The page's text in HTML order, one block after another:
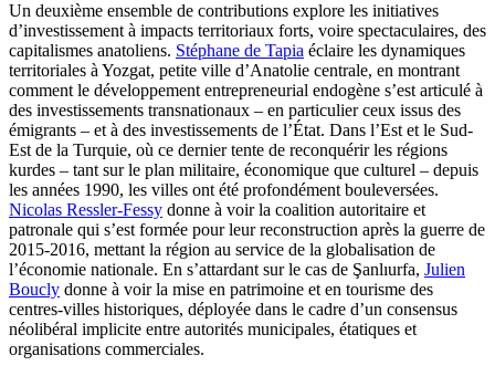
Un deuxième ensemble de contributions explore les initiatives
d’investissement à impacts territoriaux forts, voire spectaculaires, des
capitalismes anatoliens. Stéphane de Tapia éclaire les dynamiques
territoriales à Yozgat, petite ville d’Anatolie centrale, en montrant
comment le développement entrepreneurial endogène s’est articulé à
des investissements transnationaux – en particulier ceux issus des
émigrants – et à des investissements de l’État. Dans l’Est et le Sud-
Est de la Turquie, où ce dernier tente de reconquérir les régions
kurdes – tant sur le plan militaire, économique que culturel – depuis
les années 1990, les villes ont été profondément bouleversées.
Nicolas Ressler-Fessy donne à voir la coalition autoritaire et
patronale qui s’est formée pour leur reconstruction après la guerre de
2015-2016, mettant la région au service de la globalisation de
l’économie nationale. En s’attardant sur le cas de Şanlıurfa, Julien
Boucly donne à voir la mise en patrimoine et en tourisme des
centres-villes historiques, déployée dans le cadre d’un consensus
néolibéral implicite entre autorités municipales, étatiques et
organisations commerciales.